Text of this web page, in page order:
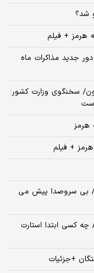
شد؟
هرمز + فیلم
جدید مذاکرات ماه
اتباع افغان از فروردین ۱۴۰۴ تاکنون/ سخنگوی وزارت کشور:
+ فیلم
بی سروصدا پیش می
کسی ابتدا استارت
+جزئیات